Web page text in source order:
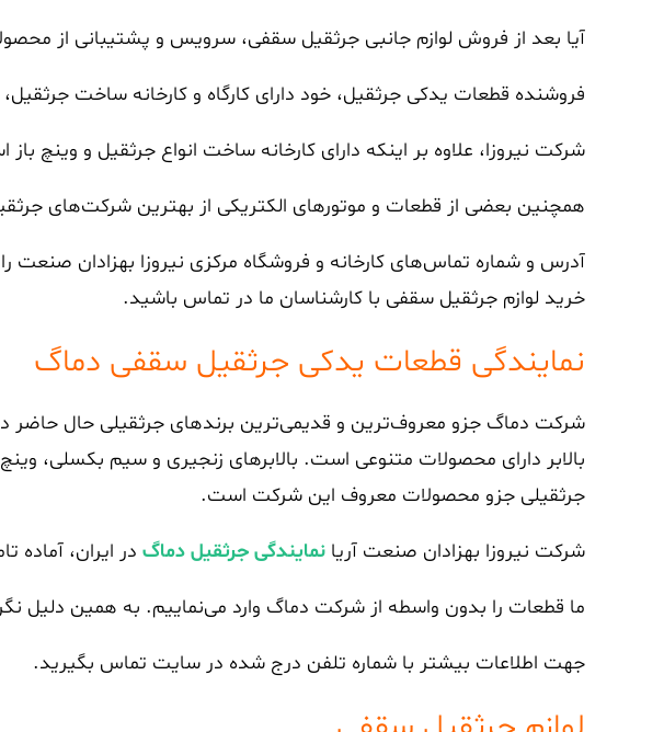
آیا بعد از فروش لوازم جانبی جرثقیل سقفی، سرویس و پشتیبانی از
فروشنده قطعات یدکی جرثقیل، خود دارای کارگاه و کارخانه ساخت
شرکت نیروزا، علاوه بر اینکه دارای کارخانه ساخت انواع جرثقیل و
همچنین بعضی از قطعات و موتورهای الکتریکی از بهترین شرکت‌های
آدرس و شماره تماس‌های کارخانه و فروشگاه مرکزی نیروزا بهزادان
خرید لوازم جرثقیل سقفی با کارشناسان ما در تماس باشید.
نمایندگی قطعات یدکی جرثقیل سقفی دماگ
شرکت دماگ جزو معروف‌ترین و قدیمی‌ترین برندهای جرثقیلی حال حاضر
بالابر دارای محصولات متنوعی است. بالابرهای زنجیری و سیم بکسلی،
جرثقیلی جزو محصولات معروف این شرکت است.
شرکت نیروزا بهزادان صنعت آریا نمایندگی جرثقیل دماگ در ایران،
ما قطعات را بدون واسطه از شرکت دماگ وارد می‌نماییم. به همین
جهت اطلاعات بیشتر با شماره تلفن درج شده در سایت تماس بگیرید.
لوازم جرثقیل سقفی